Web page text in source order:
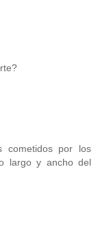
cometidos por los
largo y ancho del